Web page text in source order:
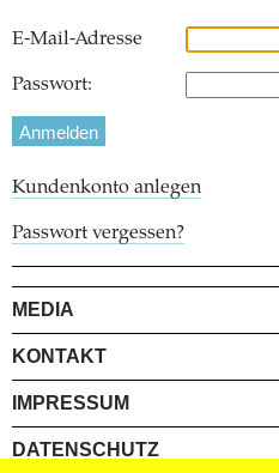
E-Mail-Adresse
Passwort:
Kundenkonto anlegen
Passwort vergessen?
MEDIA
KONTAKT
IMPRESSUM
DATENSCHUTZ